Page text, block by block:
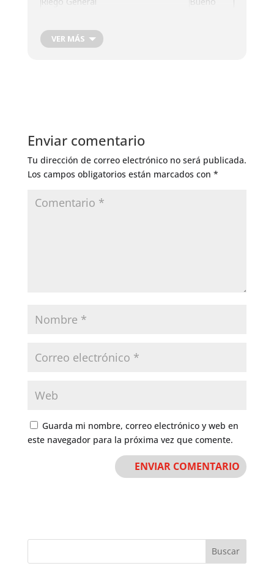
VER MÁS
Enviar comentario
Tu dirección de correo electrónico no será publicada.
Los campos obligatorios están marcados con *
Guarda mi nombre, correo electrónico y web en
este navegador para la próxima vez que comente.
Buscar